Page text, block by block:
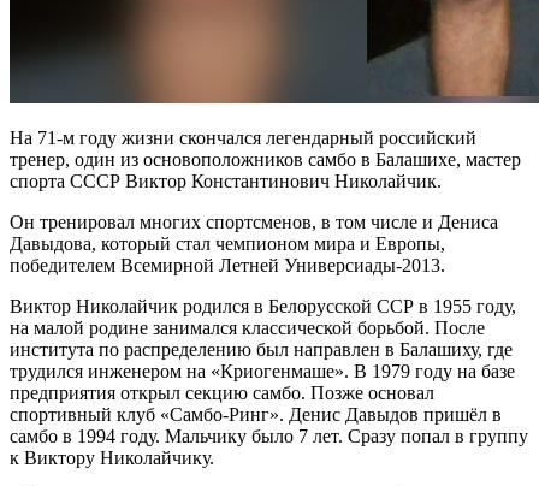
На 71-м году жизни скончался легендарный российский
тренер, один из основоположников самбо в Балашихе, мастер
спорта СССР Виктор Константинович Николайчик.
Он тренировал многих спортсменов, в том числе и Дениса
Давыдова, который стал чемпионом мира и Европы,
победителем Всемирной Летней Универсиады-2013.
Виктор Николайчик родился в Белорусской ССР в 1955 году,
на малой родине занимался классической борьбой. После
института по распределению был направлен в Балашиху, где
трудился инженером на «Криогенмаше». В 1979 году на базе
предприятия открыл секцию самбо. Позже основал
спортивный клуб «Самбо-Ринг». Денис Давыдов пришёл в
самбо в 1994 году. Мальчику было 7 лет. Сразу попал в группу
к Виктору Николайчику.